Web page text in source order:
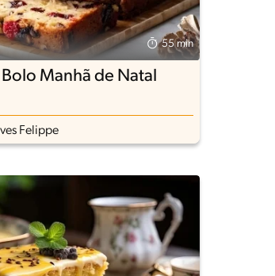
55 min
Manhã de Natal
Felippe